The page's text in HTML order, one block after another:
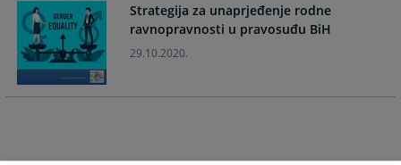
forward
to
interact
with
the
forward
to
Strategija za unaprjeđenje rodne
ravnopravnosti u pravosuđu BiH
29.10.2020.